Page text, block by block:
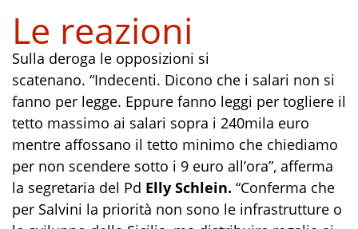
Le reazioni
Sulla deroga le opposizioni si
scatenano. “Indecenti. Dicono che i salari non si
fanno per legge. Eppure fanno leggi per togliere il
tetto massimo ai salari sopra i 240mila euro
mentre affossano il tetto minimo che chiediamo
per non scendere sotto i 9 euro all’ora”, afferma
la segretaria del Pd Elly Schlein. “Conferma che
per Salvini la priorità non sono le infrastrutture o